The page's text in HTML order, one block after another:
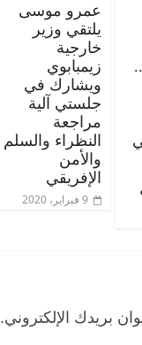
عمرو موسى
يلتقي وزير
خارجية
زيمبابوي
ويشارك في
جلستي آلية
مراجعة
النظراء والسلم
والأمن
الإفريقي
9 فبراير، 2020
بريدك الإلكتروني.